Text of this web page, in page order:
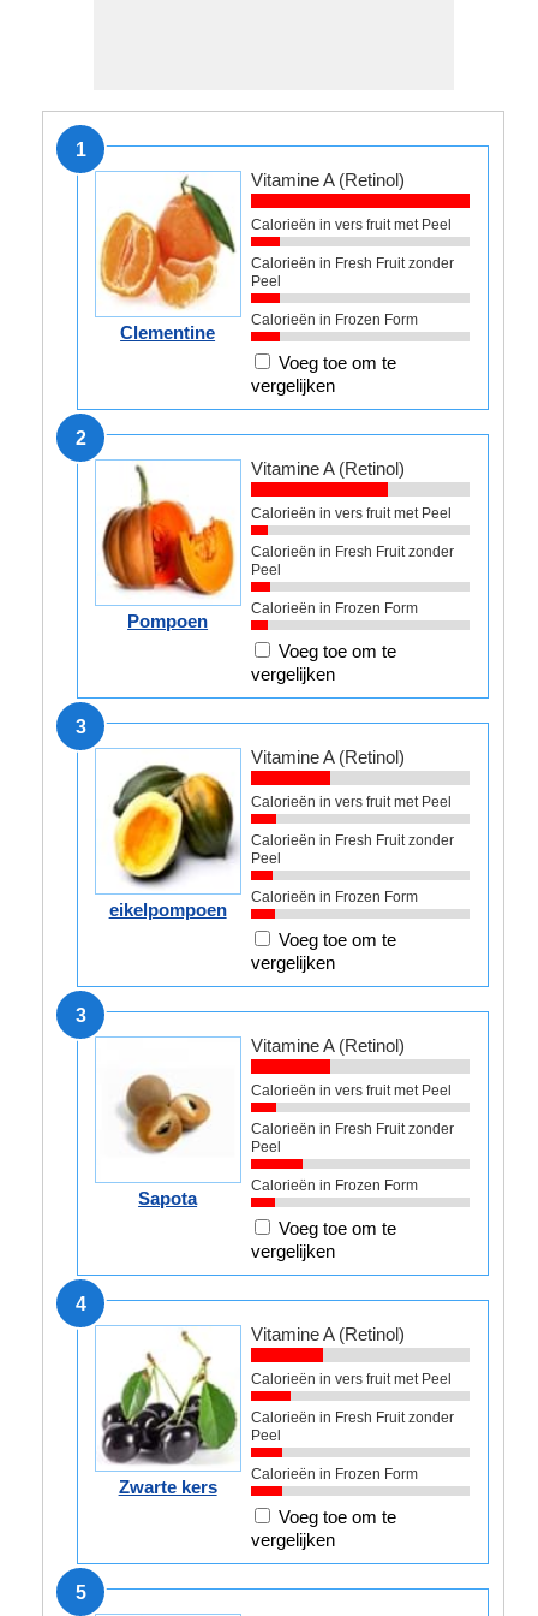
1
Clementine
Vitamine A (Retinol)
Calorieën in vers fruit met Peel
Calorieën in Fresh Fruit zonder
Peel
Calorieën in Frozen Form
Voeg toe om te
vergelijken
2
Pompoen
Vitamine A (Retinol)
Calorieën in vers fruit met Peel
Calorieën in Fresh Fruit zonder
Peel
Calorieën in Frozen Form
Voeg toe om te
vergelijken
3
eikelpompoen
Vitamine A (Retinol)
Calorieën in vers fruit met Peel
Calorieën in Fresh Fruit zonder
Peel
Calorieën in Frozen Form
Voeg toe om te
vergelijken
3
Sapota
Vitamine A (Retinol)
Calorieën in vers fruit met Peel
Calorieën in Fresh Fruit zonder
Peel
Calorieën in Frozen Form
Voeg toe om te
vergelijken
4
Zwarte kers
Vitamine A (Retinol)
Calorieën in vers fruit met Peel
Calorieën in Fresh Fruit zonder
Peel
Calorieën in Frozen Form
Voeg toe om te
vergelijken
5